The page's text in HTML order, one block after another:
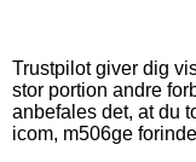
Trustpilot giver dig
stor portion andre
anbefales det, at du
icom, m506ge